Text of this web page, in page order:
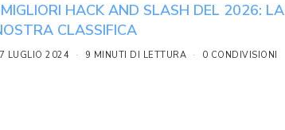
HACK AND SLASH DEL 2026: LA
CLASSIFICA
LUGLIO 2024 9 MINUTI DI LETTURA 0 CONDIVISIONI